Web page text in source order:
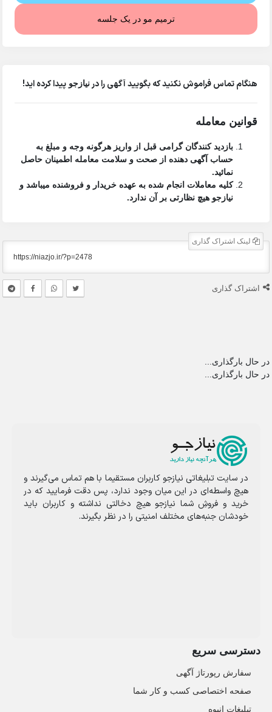
ترمیم مو در یک جلسه
هنگام تماس فراموش نکنید که بگویید آگهی را درنیازجوپیدا کرده اید!
قوانین معامله
بازدید کنندگان گرامی قبل از واریز هرگونه وجه و مبلغ به
حساب آگهی دهنده از صحت و سلامت معامله اطمینان حاصل
نمائید.
کلیه معاملات انجام شده به عهده خریدار و فروشنده میباشد و
نیازجو هیچ نظارتی بر آن ندارد.
لینک اشتراک گذاری
اشتراک گذاری
در حال بارگذاری...
در حال بارگذاری...
در سایت تبلیغاتی نیازجو کاربران مستقیما با هم تماس می‌گیرند و
هیچ واسطه‌ای در این میان وجود ندارد، پس دقت فرمایید که در
خرید و فروشِ شما نیازجو هیچ دخالتی نداشته و کاربران باید
خودشان جنبه‌های مختلف امنیتی را در نظر بگیرند.
دسترسی سریع
سفارش رپورتاژ آگهی
صفحه اختصاصی کسب و کار شما
تبلیغات انبوه